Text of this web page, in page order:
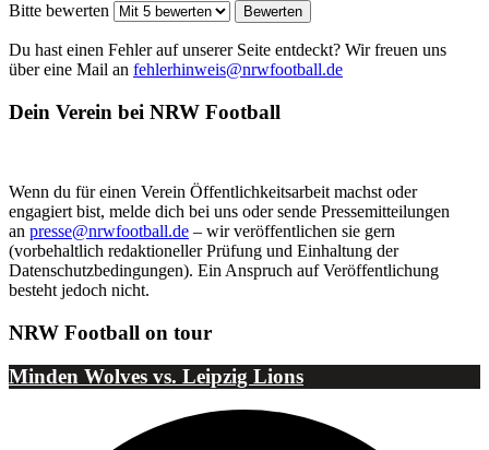
Bitte bewerten
Du hast einen Fehler auf unserer Seite entdeckt? Wir freuen uns
über eine Mail an fehlerhinweis@nrwfootball.de
Dein Verein bei NRW Football
Wenn du für einen Verein Öffentlichkeitsarbeit machst oder
engagiert bist, melde dich bei uns oder sende Pressemitteilungen
an presse@nrwfootball.de – wir veröffentlichen sie gern
(vorbehaltlich redaktioneller Prüfung und Einhaltung der
Datenschutzbedingungen). Ein Anspruch auf Veröffentlichung
besteht jedoch nicht.
NRW Football on tour
Minden Wolves vs. Leipzig Lions